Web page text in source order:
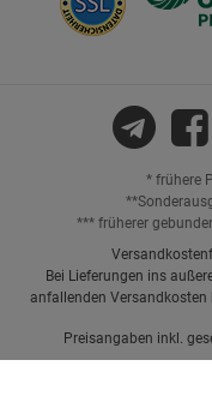
* frühere
*** früherer
Bei Lieferungen ins
anfallenden
Preisangaben inkl.